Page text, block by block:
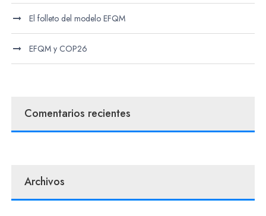
El folleto del modelo EFQM
EFQM y COP26
Comentarios recientes
Archivos